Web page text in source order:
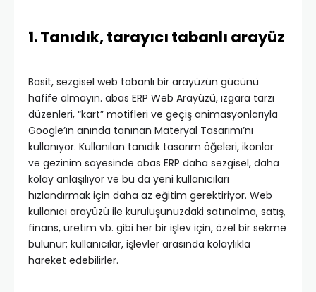
1. Tanıdık, tarayıcı tabanlı arayüz
Basit, sezgisel web tabanlı bir arayüzün gücünü
hafife almayın. abas ERP Web Arayüzü, ızgara tarzı
düzenleri, “kart” motifleri ve geçiş animasyonlarıyla
Google’ın anında tanınan Materyal Tasarımı’nı
kullanıyor. Kullanılan tanıdık tasarım öğeleri, ikonlar
ve gezinim sayesinde abas ERP daha sezgisel, daha
kolay anlaşılıyor ve bu da yeni kullanıcıları
hızlandırmak için daha az eğitim gerektiriyor. Web
kullanıcı arayüzü ile kuruluşunuzdaki satınalma, satış,
finans, üretim vb. gibi her bir işlev için, özel bir sekme
bulunur; kullanıcılar, işlevler arasında kolaylıkla
hareket edebilirler.